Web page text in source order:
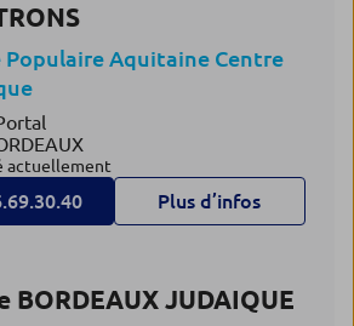
Populaire Aquitaine Centre
actuellement
Plus d’infos
BORDEAUX JUDAIQUE